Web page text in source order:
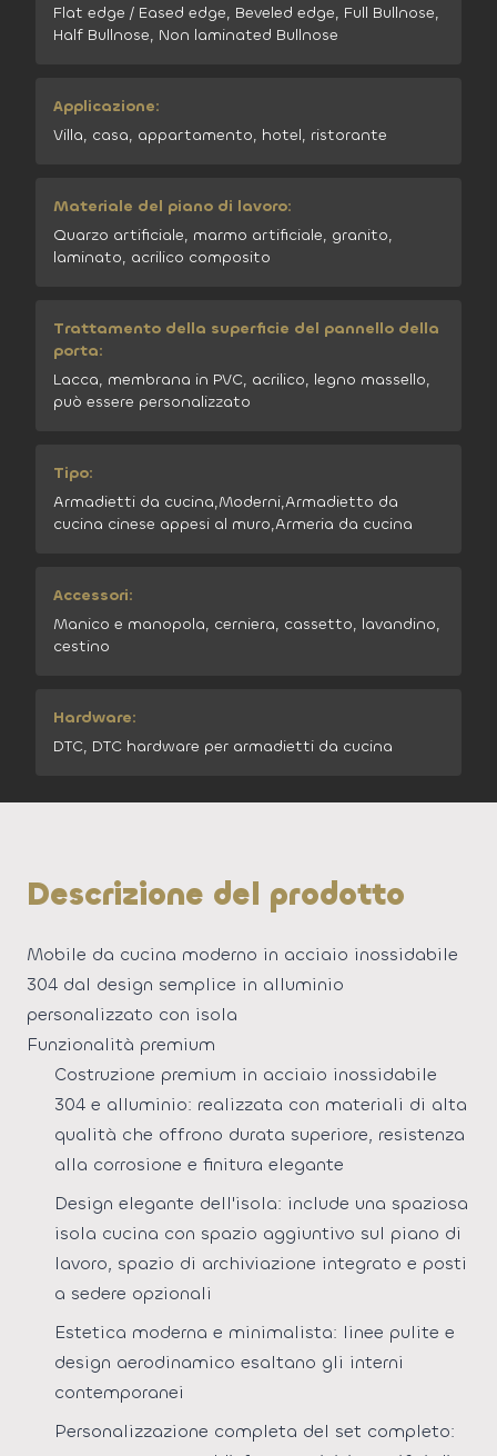
Flat edge / Eased edge, Beveled edge, Full Bullnose,
Half Bullnose, Non laminated Bullnose
Applicazione:
Villa, casa, appartamento, hotel, ristorante
Materiale del piano di lavoro:
Quarzo artificiale, marmo artificiale, granito,
laminato, acrilico composito
Trattamento della superficie del pannello della
porta:
Lacca, membrana in PVC, acrilico, legno massello,
può essere personalizzato
Tipo:
Armadietti da cucina,Moderni,Armadietto da
cucina cinese appesi al muro,Armeria da cucina
Accessori:
Manico e manopola, cerniera, cassetto, lavandino,
cestino
Hardware:
DTC, DTC hardware per armadietti da cucina
Descrizione del prodotto
Mobile da cucina moderno in acciaio inossidabile
304 dal design semplice in alluminio
personalizzato con isola
Funzionalità premium
Costruzione premium in acciaio inossidabile
304 e alluminio: realizzata con materiali di alta
qualità che offrono durata superiore, resistenza
alla corrosione e finitura elegante
Design elegante dell'isola: include una spaziosa
isola cucina con spazio aggiuntivo sul piano di
lavoro, spazio di archiviazione integrato e posti
a sedere opzionali
Estetica moderna e minimalista: linee pulite e
design aerodinamico esaltano gli interni
contemporanei
Personalizzazione completa del set completo: